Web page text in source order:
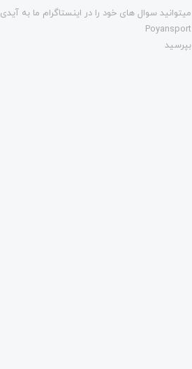
میتوانید سوال های خود را در اینستاگرام ما به آیدی
Poyansport
بپرسید